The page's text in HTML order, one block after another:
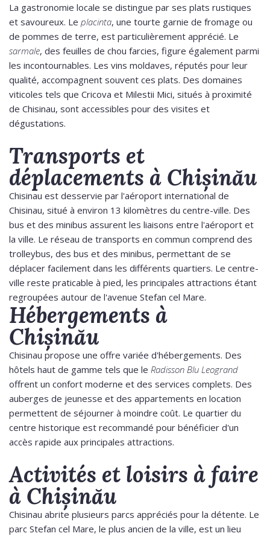
La gastronomie locale se distingue par ses plats rustiques
et savoureux. Le placinta, une tourte garnie de fromage ou
de pommes de terre, est particulièrement apprécié. Le
sarmale, des feuilles de chou farcies, figure également parmi
les incontournables. Les vins moldaves, réputés pour leur
qualité, accompagnent souvent ces plats. Des domaines
viticoles tels que Cricova et Milestii Mici, situés à proximité
de Chisinau, sont accessibles pour des visites et
dégustations.
Transports et
déplacements à Chișinău
Chisinau est desservie par l'aéroport international de
Chisinau, situé à environ 13 kilomètres du centre-ville. Des
bus et des minibus assurent les liaisons entre l'aéroport et
la ville. Le réseau de transports en commun comprend des
trolleybus, des bus et des minibus, permettant de se
déplacer facilement dans les différents quartiers. Le centre-
ville reste praticable à pied, les principales attractions étant
regroupées autour de l'avenue Stefan cel Mare.
Hébergements à
Chișinău
Chisinau propose une offre variée d'hébergements. Des
hôtels haut de gamme tels que le Radisson Blu Leogrand
offrent un confort moderne et des services complets. Des
auberges de jeunesse et des appartements en location
permettent de séjourner à moindre coût. Le quartier du
centre historique est recommandé pour bénéficier d'un
accès rapide aux principales attractions.
Activités et loisirs à faire
à Chișinău
Chisinau abrite plusieurs parcs appréciés pour la détente. Le
parc Stefan cel Mare, le plus ancien de la ville, est un lieu